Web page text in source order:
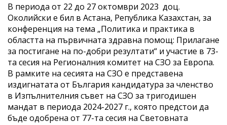
В периода от 22 до 27 октомври 2023 доц.
Околийски е бил в Астана, Република Казахстан, за
конференция на тема „Политика и практика в
областта на първичната здравна помощ: Прилагане
за постигане на по-добри резултати“ и участие в 73-
та сесия на Регионалния комитет на СЗО за Европа.
В рамките на сесията на СЗО е представена
издигнатата от България кандидатура за членство
в Изпълнителния съвет на СЗО за тригодишен
мандат в периода 2024-2027 г., която предстои да
бъде одобрена от 77-та сесия на Световната